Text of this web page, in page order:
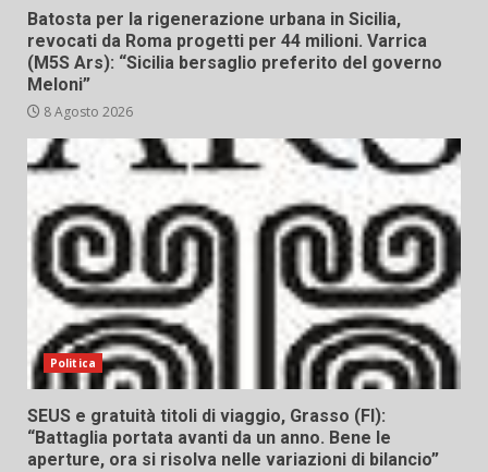
Batosta per la rigenerazione urbana in Sicilia,
revocati da Roma progetti per 44 milioni. Varrica
(M5S Ars): “Sicilia bersaglio preferito del governo
Meloni”
8 Agosto 2026
Politica
SEUS e gratuità titoli di viaggio, Grasso (FI):
“Battaglia portata avanti da un anno. Bene le
aperture, ora si risolva nelle variazioni di bilancio”